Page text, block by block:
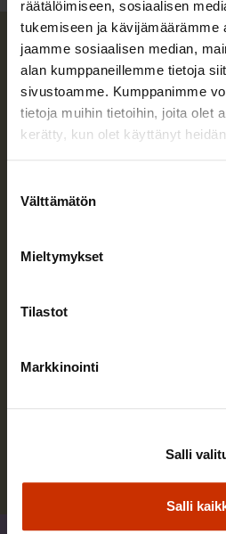
räätälöimiseen, sosiaalisen
tukemiseen ja kävijämäärämme
jaamme sosiaalisen median,
alan kumppaneillemme tietoja
sivustoamme. Kumppanimme
tietoja muihin tietoihin, joita olet
kerätty, kun olet käyttänyt
valinta
Välttämätön
Mieltymykset
Tilastot
Markkinointi
Salli
Salli
Saska Heino toimi
Lue lisää kirjoittajasta